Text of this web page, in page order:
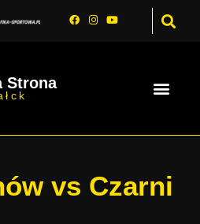
Strona
vs Czarni